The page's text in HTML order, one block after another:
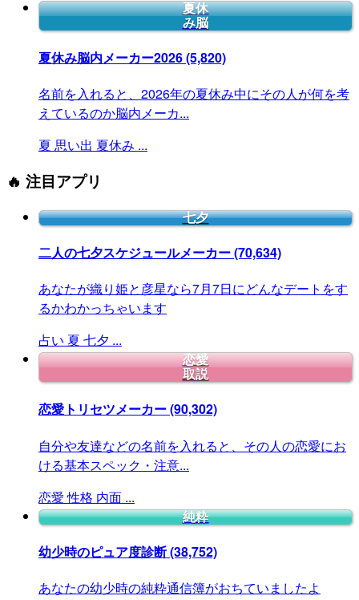
夏休
み脳
夏休み脳内メーカー2026(5,820)
名前を入れると、2026年の夏休み中にその人が何を考
えているのか脳内メーカ...
夏 思い出 夏休み ...
🔥 注目アプリ
七夕
二人の七夕スケジュールメーカー(70,634)
あなたが織り姫と彦星なら7月7日にどんなデートをす
るかわかっちゃいます
占い 夏 七夕 ...
恋愛
取説
恋愛トリセツメーカー(90,302)
自分や友達などの名前を入れると、その人の恋愛にお
ける基本スペック・注意...
恋愛 性格 内面 ...
純粋
幼少時のピュア度診断(38,752)
あなたの幼少時の純粋通信簿がおちていましたよ